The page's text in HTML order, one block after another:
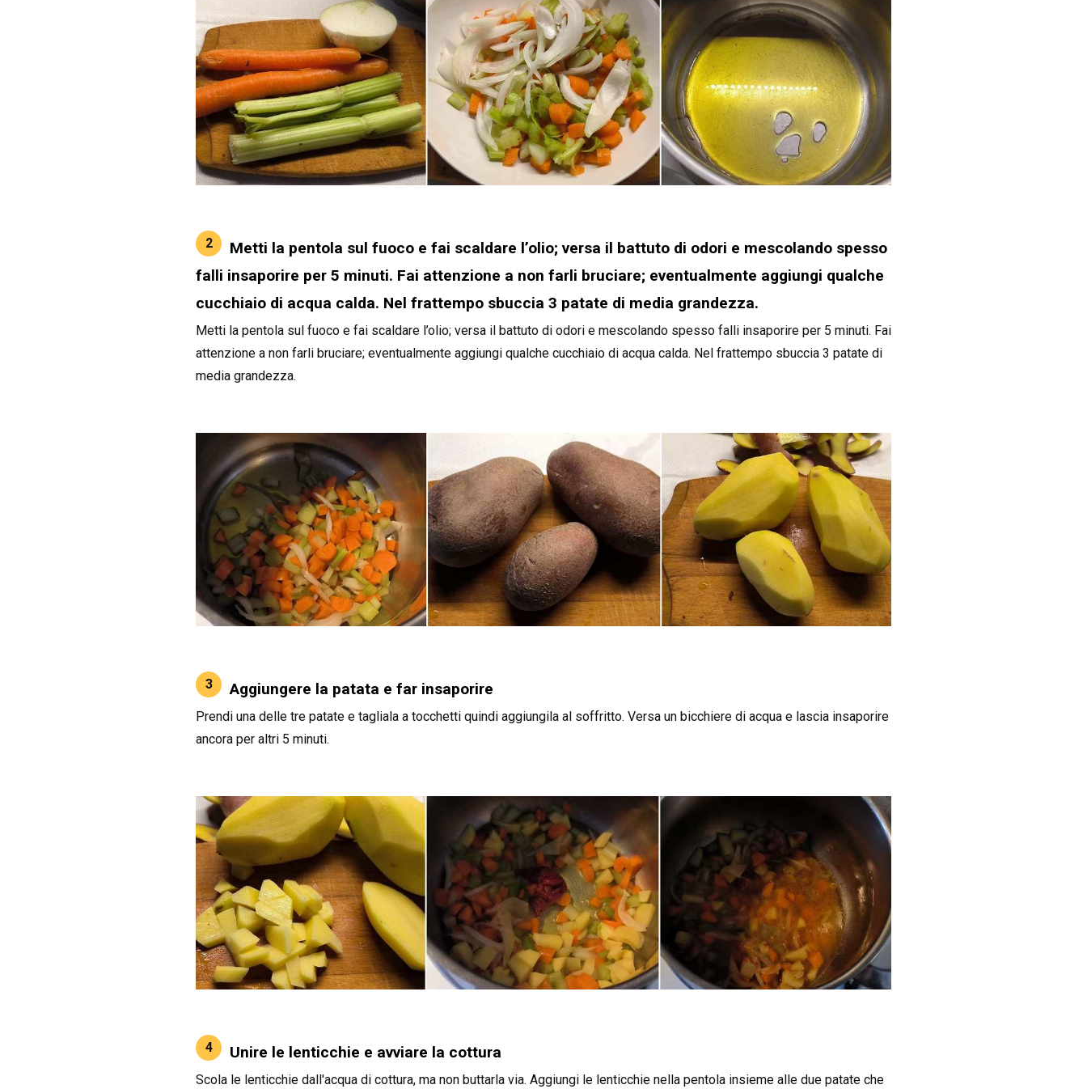
2
Metti la pentola sul fuoco e fai scaldare l’olio; versa il battuto di odori e mescolando spesso
falli insaporire per 5 minuti. Fai attenzione a non farli bruciare; eventualmente aggiungi qualche
cucchiaio di acqua calda. Nel frattempo sbuccia 3 patate di media grandezza.
Metti la pentola sul fuoco e fai scaldare l’olio; versa il battuto di odori e mescolando spesso falli insaporire per 5 minuti. Fai
attenzione a non farli bruciare; eventualmente aggiungi qualche cucchiaio di acqua calda. Nel frattempo sbuccia 3 patate di
media grandezza.
3 Aggiungere la patata e far insaporire
Prendi una delle tre patate e tagliala a tocchetti quindi aggiungila al soffritto. Versa un bicchiere di acqua e lascia insaporire
ancora per altri 5 minuti.
4 Unire le lenticchie e avviare la cottura
Scola le lenticchie dall'acqua di cottura, ma non buttarla via. Aggiungi le lenticchie nella pentola insieme alle due patate che